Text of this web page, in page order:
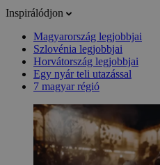
Inspirálódjon
Magyarország legjobbjai
Szlovénia legjobbjai
Horvátország legjobbjai
Egy nyár teli utazással
7 magyar régió